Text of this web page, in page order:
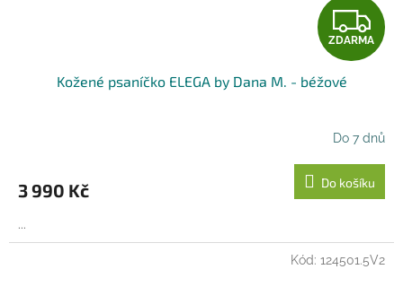
Z
D
R
M
A
ZDARMA
Kožené psaníčko ELEGA by Dana M. - béžové
Do 7 dnů
3 990 Kč Do košíku
...
Kód: 124501.5V2